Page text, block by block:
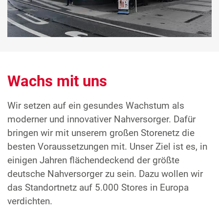
Wachs mit uns
Wir setzen auf ein gesundes Wachstum als
moderner und innovativer Nahversorger. Dafür
bringen wir mit unserem großen Storenetz die
besten Voraussetzungen mit. Unser Ziel ist es, in
einigen Jahren flächendeckend der größte
deutsche Nahversorger zu sein. Dazu wollen wir
das Standortnetz auf 5.000 Stores in Europa
verdichten.